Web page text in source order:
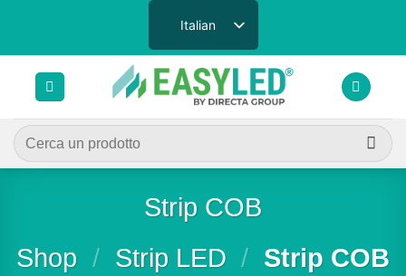
contenuti
Italian
Cerca:
Strip COB
Shop / Strip LED / Strip COB